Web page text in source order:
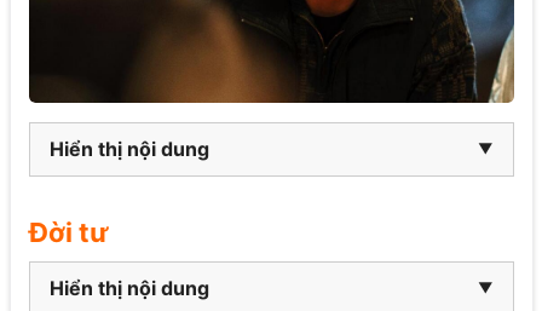
Hiển thị nội dung
Đời tư
Hiển thị nội dung